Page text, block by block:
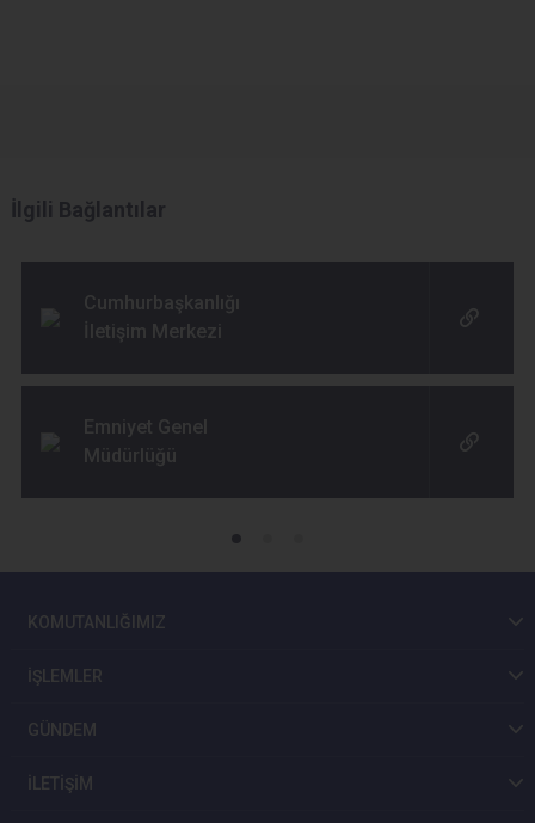
İlgili Bağlantılar
Cumhurbaşkanlığı
İletişim Merkezi
Emniyet Genel
Müdürlüğü
KOMUTANLIĞIMIZ
İŞLEMLER
GÜNDEM
İLETİŞİM